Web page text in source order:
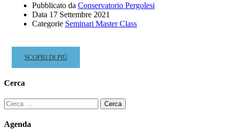
Pubblicato da Conservatorio Pergolesi
Data 17 Settembre 2021
Categorie Seminari Master Class
READ
MORE
AWARE
INSTINCT
/
AWARENESS
SCOPRI DI PIÙ
Cerca
Ricerca
per:
Agenda